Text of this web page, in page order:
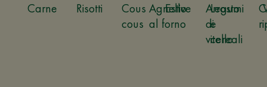
Carne Risotti
Cous
cous
Estive
Legumi
e
cereali
Agnello
al forno
Arrosto
di
vitello